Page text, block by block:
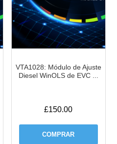
VTA1028: Módulo de Ajuste
Diesel WinOLS de EVC ...
£150.00
COMPRAR